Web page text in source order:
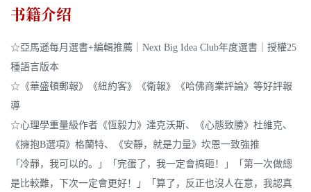
书籍介绍
☆亞馬遜每月選書+編輯推薦｜Next Big Idea Club年度選書｜授權25
種語言版本
☆《華盛頓郵報》《紐約客》《衛報》《哈佛商業評論》等好評報
導
☆心理學重量級作者《恆毅力》達克沃斯、《心態致勝》杜維克、
《擁抱B選項》格蘭特、《安靜，就是力量》坎恩一致強推
「冷靜，我可以的。」「完蛋了，我一定會搞砸！」「第一次做總
是比較難，下次一定會更好！」「算了，反正也沒人在意，我認真